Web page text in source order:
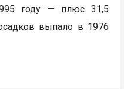
году — плюс 31,5
выпало в 1976